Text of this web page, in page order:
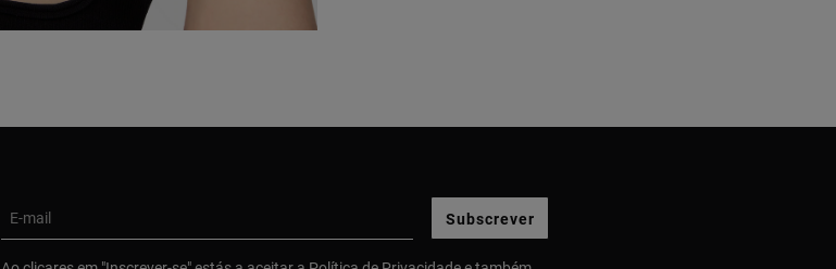
E-mail Subscrever